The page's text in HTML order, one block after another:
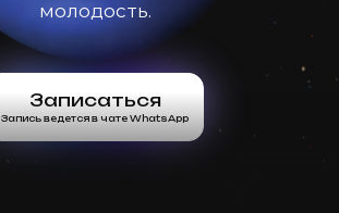
молодость.
Записаться
Запись ведется в чате WhatsApp